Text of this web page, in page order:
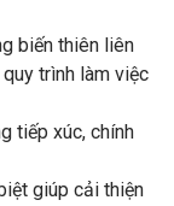
biến thiên liên
trình làm việc
tiếp xúc, chính
giúp cải thiện